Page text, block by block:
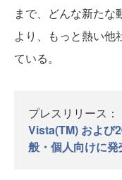
まで、どんな新た
より、もっと熱い他
ている。
プレスリリース：
Vista(TM) および
般・個人向けに発